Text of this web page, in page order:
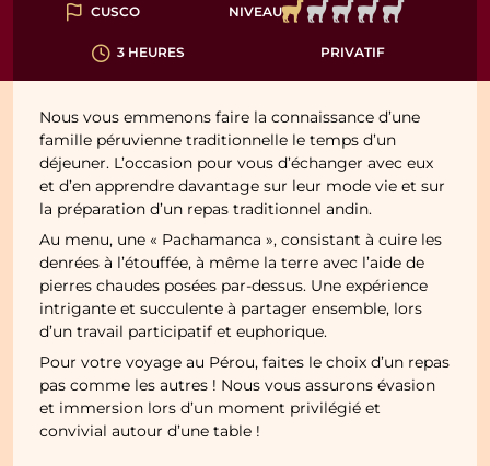
CUSCO
NIVEAU
3 HEURES
PRIVATIF
Nous vous emmenons faire la connaissance d’une
famille péruvienne traditionnelle le temps d’un
déjeuner. L’occasion pour vous d’échanger avec eux
et d’en apprendre davantage sur leur mode vie et sur
la préparation d’un repas traditionnel andin.
Au menu, une « Pachamanca », consistant à cuire les
denrées à l’étouffée, à même la terre avec l’aide de
pierres chaudes posées par-dessus. Une expérience
intrigante et succulente à partager ensemble, lors
d’un travail participatif et euphorique.
Pour votre voyage au Pérou, faites le choix d’un repas
pas comme les autres ! Nous vous assurons évasion
et immersion lors d’un moment privilégié et
convivial autour d’une table !